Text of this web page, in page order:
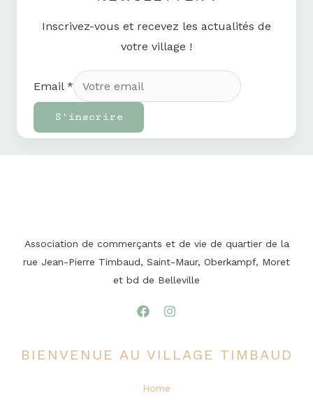
Inscrivez-vous et recevez les actualités de
votre village !
Email *
S'inscrire
Association de commerçants et de vie de quartier de la
rue Jean-Pierre Timbaud, Saint-Maur, Oberkampf, Moret
et bd de Belleville
BIENVENUE AU VILLAGE TIMBAUD
Home